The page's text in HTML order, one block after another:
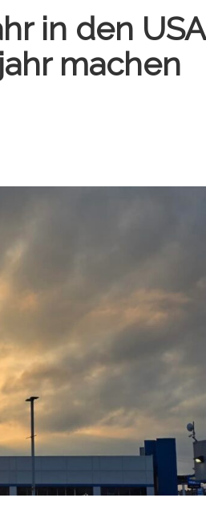
in den USA
machen